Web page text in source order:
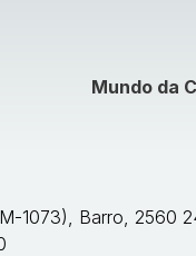
Mundo da
1073), Barro, 2560